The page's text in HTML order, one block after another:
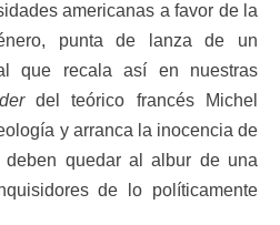
americanas a favor de la
punta de lanza de un
que recala así en nuestras
del teórico francés Michel
y arranca la inocencia de
deben quedar al albur de una
de lo políticamente